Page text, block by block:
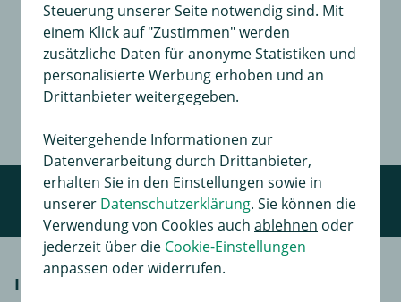
An dieser Stelle haben Sie die Möglichkeit, Ihre
Meinungen und Erfahrungen über dieses Produkt zu
dokumentieren.
Sie liefern so anderen Interessenten wertvolle
Informationen beim Kauf.
Ihr persönlicher Kontakt
Steuerung unserer Seite notwendig sind. Mit
einem Klick auf "Zustimmen" werden
zusätzliche Daten für anonyme Statistiken und
personalisierte Werbung erhoben und an
Drittanbieter weitergegeben.
Weitergehende Informationen zur
Datenverarbeitung durch Drittanbieter,
erhalten Sie in den Einstellungen sowie in
unserer Datenschutzerklärung. Sie können die
Verwendung von Cookies auch ablehnen oder
jederzeit über die Cookie-Einstellungen
anpassen oder widerrufen.